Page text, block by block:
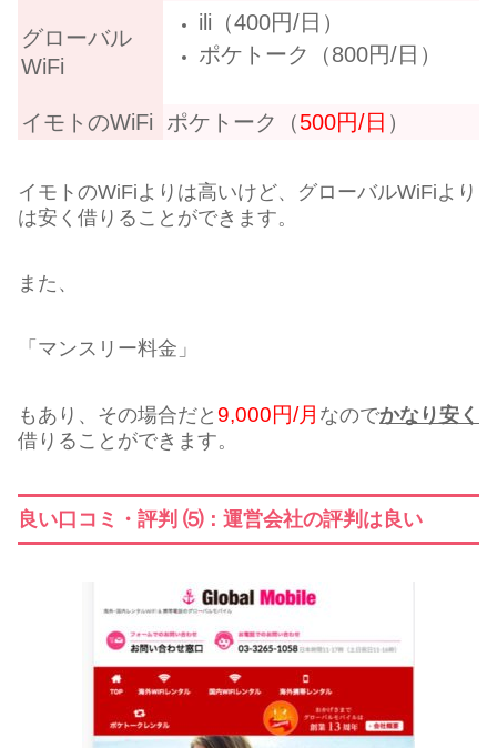
グローバル
WiFi
ili（400円/日）
ポケトーク（800円/日）
イモトのWiFi ポケトーク（500円/日 ）
イモトのWiFiよりは高いけど、グローバルWiFiより
は安く借りることができます。
また、
「マンスリー料金」
もあり、その場合だと 9,000円/月 なのでかなり安く
借りることができます。
良い口コミ・評判 ⑸：運営会社の評判は良い